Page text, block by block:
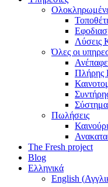
Λύσεις
Όλες οι
Πλήρης
Πωλήσεις
The Fresh project
Blog
Ελληνικά
English (